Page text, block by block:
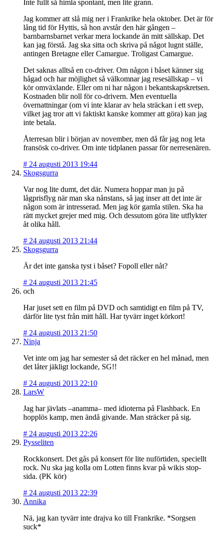
Inte fullt så himla spontant, men lite grann.
Jag kommer att slå mig ner i Frankrike hela oktober. Det är för
lång tid för Hyttis, så hon avstår den här gången –
barnbarnsbarnet verkar mera lockande än mitt sällskap. Det
kan jag förstå. Jag ska sitta och skriva på något lugnt ställe,
antingen Bretagne eller Camargue. Troligast Camargue.
Det saknas alltså en co-driver. Om någon i båset känner sig
hågad och har möjlighet så välkomnar jag resesällskap – vi
kör omväxlande. Eller om ni har någon i bekantskapskretsen.
Kostnaden blir noll för co-drivern. Men eventuella
övernattningar (om vi inte klarar av hela sträckan i ett svep,
vilket jag tror att vi faktiskt kanske kommer att göra) kan jag
inte betala.
Återresan blir i början av november, men då får jag nog leta
fransösk co-driver. Om inte tidplanen passar för nerresenären.
# 24 augusti 2013 19:44
Skogsgurra
Var nog lite dumt, det där. Numera hoppar man ju på
lågprisflyg när man ska nånstans, så jag inser att det inte är
någon som är intresserad. Men jag kör gamla stilen. Ska ha
rätt mycket grejer med mig. Och dessutom göra lite utflykter
åt olika håll.
# 24 augusti 2013 21:44
Skogsgurra
Är det inte ganska tyst i båset? Fopoll eller nåt?
# 24 augusti 2013 21:45
och
Har juset sett en film på DVD och samtidigt en film på TV,
därför lite tyst från mitt håll. Har tyvärr inget körkort!
# 24 augusti 2013 21:50
Ninja
Vet inte om jag har semester så det räcker en hel månad, men
det låter jäkligt lockande, SG!!
# 24 augusti 2013 22:10
LarsW
Jag har jävlats –anamma– med idioterna på Flashback. En
hopplös kamp, men ändå givande. Man sträcker på sig.
# 24 augusti 2013 22:26
Pysseliten
Rockkonsert. Det gås på konsert för lite nuförtiden, speciellt
rock. Nu ska jag kolla om Lotten finns kvar på wikis stop-
sida. (PK kör)
# 24 augusti 2013 22:39
Annika
Nä, jag kan tyvärr inte drajva ko till Frankrike. *Sorgsen
suck*